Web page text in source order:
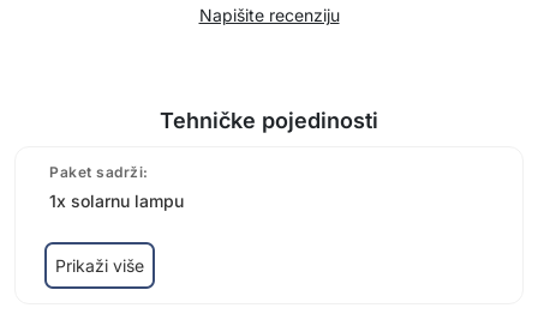
Napišite recenziju
Tehničke pojedinosti
Paket sadrži:
1x solarnu lampu
Prikaži više